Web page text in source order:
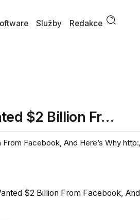
Služby Redakce
$2 Billion Fr…
From Facebook, And Here’s Why
$2 Billion From Facebook,